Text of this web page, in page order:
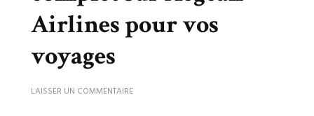
Airlines pour vos
voyages
LAISSER UN COMMENTAIRESUR